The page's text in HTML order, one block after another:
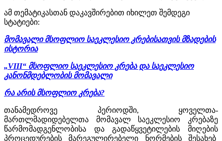
ამ თემატიკასთან დაკავშირებით იხილეთ შემდეგი
სტატიები:
მომავალი მსოფლიო საეკლესიო კრებისათვის მზადების
ისტორია
„VIII“ მსოფლიო საეკლესიო კრება და საეკლესიო
კანონმდებლობის მომავალი
რა არის მსოფლიო კრება?
თანამედროვე პერიოდში, ყოველთა-
მართლმადიდებელთა მომავალ საეკლესიო კრებაზე
წარმომადგენლობისა და გადაწყვეტილების მიღების
პროცედურების მარეგულირებელი ნორმების შესახებ